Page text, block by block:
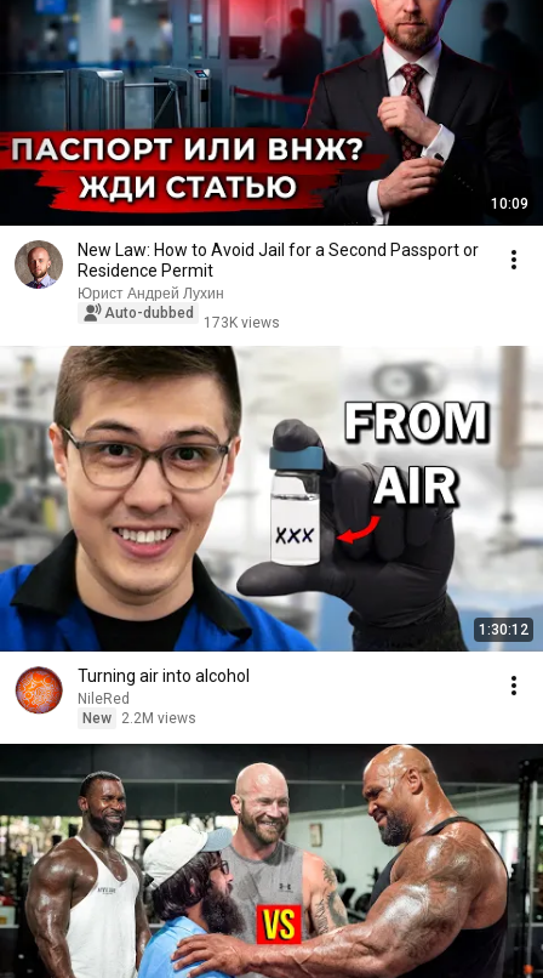
10:09
New Law: How to Avoid Jail for a Second Passport or
Residence Permit
Юрист Андрей Лухин
Auto-dubbed
173K views
1:30:12
Turning air into alcohol
NileRed
New
2.2M views